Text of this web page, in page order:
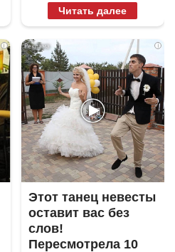
Читать далее
i i
Этот танец невесты
оставит вас без
слов!
Пересмотрела 10